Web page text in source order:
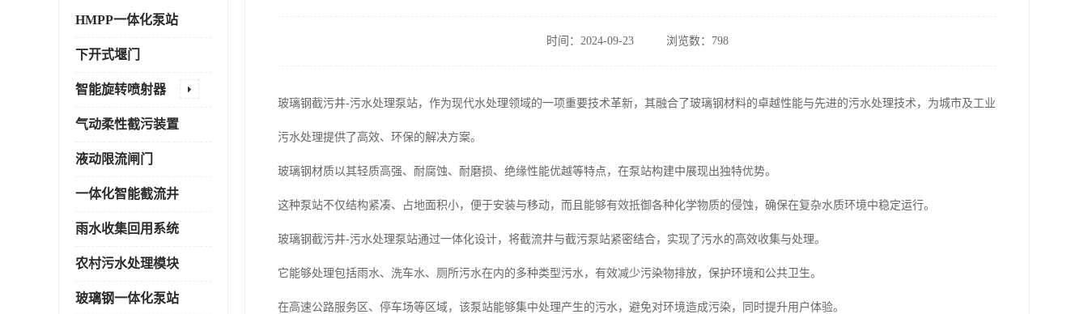
HMPP一体化泵站
下开式堰门
智能旋转喷射器
气动柔性截污装置
液动限流闸门
一体化智能截流井
雨水收集回用系统
农村污水处理模块
玻璃钢一体化泵站
时间：2024-09-23 浏览数：798
玻璃钢截污井-污水处理泵站，作为现代水处理领域的一项重要技术革新，其融合了玻璃钢材料的卓越性能与先进的污水处理技术，为城市及工业
污水处理提供了高效、环保的解决方案。
玻璃钢材质以其轻质高强、耐腐蚀、耐磨损、绝缘性能优越等特点，在泵站构建中展现出独特优势。
这种泵站不仅结构紧凑、占地面积小，便于安装与移动，而且能够有效抵御各种化学物质的侵蚀，确保在复杂水质环境中稳定运行。
玻璃钢截污井-污水处理泵站通过一体化设计，将截流井与截污泵站紧密结合，实现了污水的高效收集与处理。
它能够处理包括雨水、洗车水、厕所污水在内的多种类型污水，有效减少污染物排放，保护环境和公共卫生。
在高速公路服务区、停车场等区域，该泵站能够集中处理产生的污水，避免对环境造成污染，同时提升用户体验。